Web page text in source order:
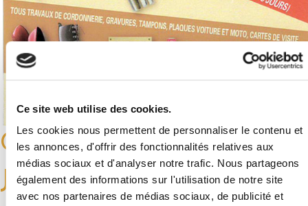
Ce site web utilise des cookies.
Les cookies nous permettent de personnaliser le contenu et
les annonces, d'offrir des fonctionnalités relatives aux
médias sociaux et d'analyser notre trafic. Nous partageons
également des informations sur l'utilisation de notre site
avec nos partenaires de médias sociaux, de publicité et
Cordonnerie Le Bottier de
Jouy